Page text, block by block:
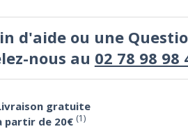
d'aide ou une
nous au 02 78 98 98
gratuite
partir de 20€ (1)